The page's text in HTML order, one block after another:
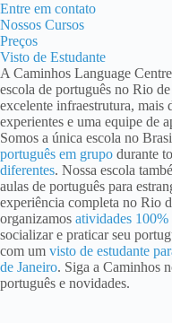
Entre em contato
Nossos Cursos
Preços
Visto de Estudante
A Caminhos Language
escola de português no Rio
excelente infraestrutura, mais
experientes e uma equipe de
Somos a única escola no
português em grupo durante
diferentes. Nossa escola
aulas de português para
experiência completa no Rio
organizamos atividades 100%
socializar e praticar seu
com um visto de estudante
de Janeiro. Siga a Caminhos
português e novidades.